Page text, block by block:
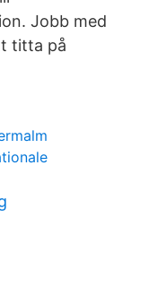
Jobb med
titta på